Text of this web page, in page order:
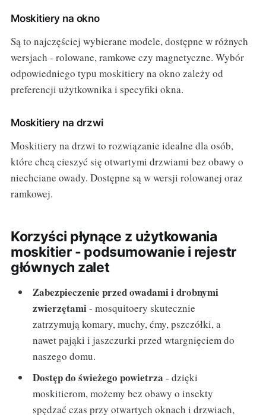
Moskitiery na okno
Są to najczęściej wybierane modele, dostępne w różnych
wersjach - rolowane, ramkowe czy magnetyczne. Wybór
odpowiedniego typu moskitiery na okno zależy od
preferencji użytkownika i specyfiki okna.
Moskitiery na drzwi
Moskitiery na drzwi to rozwiązanie idealne dla osób,
które chcą cieszyć się otwartymi drzwiami bez obawy o
niechciane owady. Dostępne są w wersji rolowanej oraz
ramkowej.
Korzyści płynące z użytkowania
moskitier - podsumowanie i rejestr
głównych zalet
Zabezpieczenie przed owadami i drobnymi
zwierzętami- mosquitoery skutecznie
zatrzymują komary, muchy, ćmy, pszczółki, a
nawet pająki i jaszczurki przed wtargnięciem do
naszego domu.
Dostęp do świeżego powietrza - dzięki
moskitierom, możemy bez obawy o insekty
spędzać czas przy otwartych oknach i drzwiach,